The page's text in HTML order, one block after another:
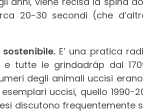
20-30 secondi (che
E’ una pratica
e tutte le grindadráp dal
degli animali uccisi
uccisi, quello
discutono frequentemente